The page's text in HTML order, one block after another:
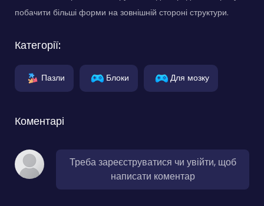
побачити більші форми на зовнішній стороні структури.
Категорії:
Пазли Блоки Для мозку
Коментарі
Треба зареєструватися чи увійти, щоб
написати коментар